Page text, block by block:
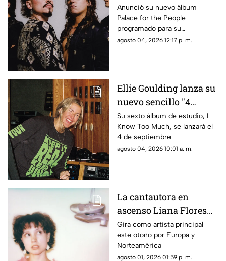
you stand"
Anunció su nuevo álbum
Palace for the People
programado para su
lanzamiento el 9 de octubre
agosto 04, 2026 12:17 p. m.
Ellie Goulding lanza su
nuevo sencillo "4
seasons"
Su sexto álbum de estudio, I
Know Too Much, se lanzará el
4 de septiembre
agosto 04, 2026 10:01 a. m.
La cantautora en
ascenso Liana Flores
anuncia su nuevo EP
'And So It Goes'
Gira como artista principal
este otoño por Europa y
Norteamérica
agosto 01, 2026 01:59 p. m.